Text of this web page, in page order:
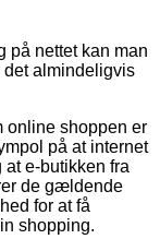
på nettet kan man
det almindeligvis
online shoppen er
på at internet
e-butikken fra
de gældende
for at få
shopping.